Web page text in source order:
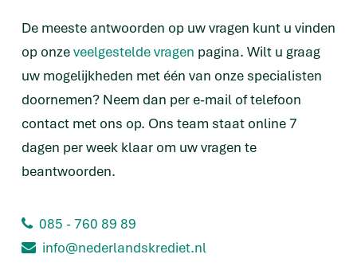
De meeste antwoorden op uw vragen kunt u vinden
op onzeveelgestelde vragen pagina. Wilt u graag
uw mogelijkheden met één van onze specialisten
doornemen? Neem dan per e-mail of telefoon
contact met ons op. Ons team staat online 7
dagen per week klaar om uw vragen te
beantwoorden.
085 - 760 89 89
info@nederlandskrediet.nl